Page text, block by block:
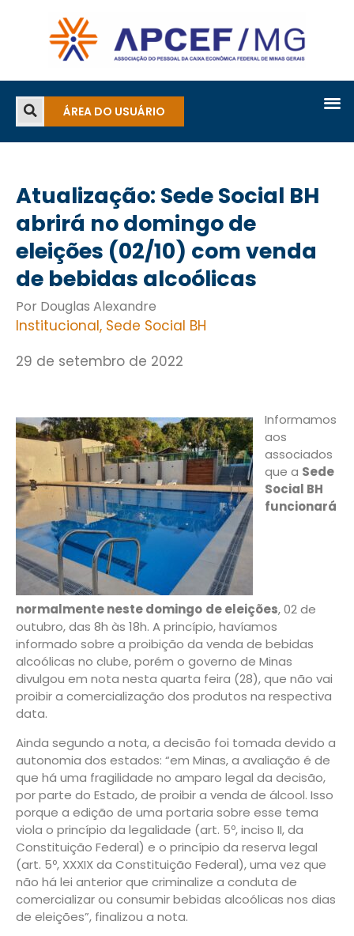
ÁREA DO USUÁRIO
Atualização: Sede Social BH
abrirá no domingo de
eleições (02/10) com venda
de bebidas alcoólicas
Por Douglas Alexandre
Institucional, Sede Social BH
29 de setembro de 2022
Informamos
aos
associados
que a Sede
Social BH
funcionará
normalmente neste domingo de eleições, 02 de
outubro, das 8h às 18h. A princípio, havíamos
informado sobre a proibição da venda de bebidas
alcoólicas no clube, porém o governo de Minas
divulgou em nota nesta quarta feira (28), que não vai
proibir a comercialização dos produtos na respectiva
data.
Ainda segundo a nota, a decisão foi tomada devido a
autonomia dos estados: “em Minas, a avaliação é de
que há uma fragilidade no amparo legal da decisão,
por parte do Estado, de proibir a venda de álcool. Isso
porque a edição de uma portaria sobre esse tema
viola o princípio da legalidade (art. 5º, inciso II, da
Constituição Federal) e o princípio da reserva legal
(art. 5º, XXXIX da Constituição Federal), uma vez que
não há lei anterior que criminalize a conduta de
comercializar ou consumir bebidas alcoólicas nos dias
de eleições”, finalizou a nota.